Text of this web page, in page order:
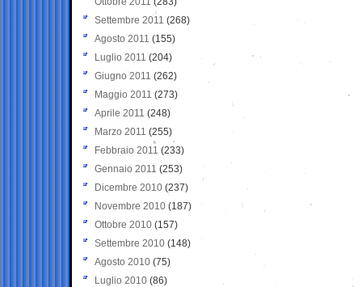
Settembre 2011 (268)
Agosto 2011 (155)
Luglio 2011 (204)
Giugno 2011 (262)
Maggio 2011 (273)
Aprile 2011 (248)
Marzo 2011 (255)
Febbraio 2011 (233)
Gennaio 2011 (253)
Dicembre 2010 (237)
Novembre 2010 (187)
Ottobre 2010 (157)
Settembre 2010 (148)
Agosto 2010 (75)
Luglio 2010 (86)